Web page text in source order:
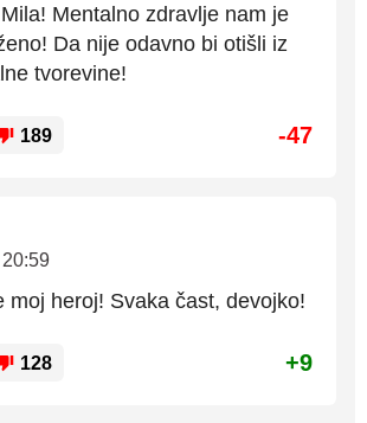
Mentalno zdravlje nam je
Da nije odavno bi otišli iz
tvorevine!
189 -47
20:59
moj heroj! Svaka čast, devojko!
128 +9